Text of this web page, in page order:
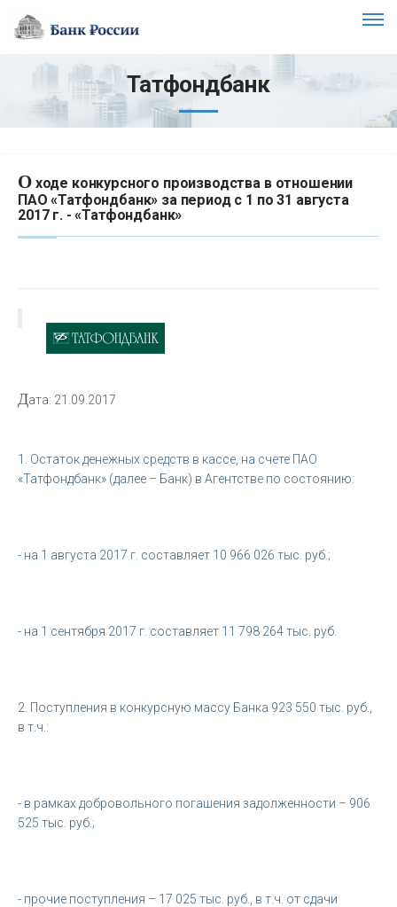
Татфондбанк
Оходе конкурсного производства в отношении
ПАО «Татфондбанк» за период с 1 по 31 августа
2017 г. - «Татфондбанк»
Дата: 21.09.2017
1. Остаток денежных средств в кассе, на счете ПАО
«Татфондбанк» (далее – Банк) в Агентстве по состоянию:
- на 1 августа 2017 г. составляет 10 966 026 тыс. руб.;
- на 1 сентября 2017 г. составляет 11 798 264 тыс. руб.
2. Поступления в конкурсную массу Банка 923 550 тыс. руб.,
в т.ч.:
- в рамках добровольного погашения задолженности – 906
525 тыс. руб.;
- прочие поступления – 17 025 тыс. руб., в т.ч. от сдачи